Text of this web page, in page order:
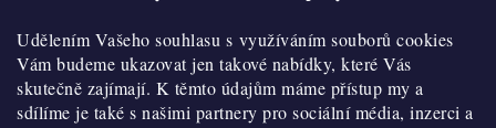
Udělením Vašeho souhlasu s využíváním souborů cookies
Vám budeme ukazovat jen takové nabídky, které Vás
skutečně zajímají. K těmto údajům máme přístup my a
sdílíme je také s našimi partnery pro sociální média, inzerci a
Obchodní podmínky
Hodnocení obchodu
Blog
O nás
Historie
Kontakty
O nákupu
Reklamace a vratky